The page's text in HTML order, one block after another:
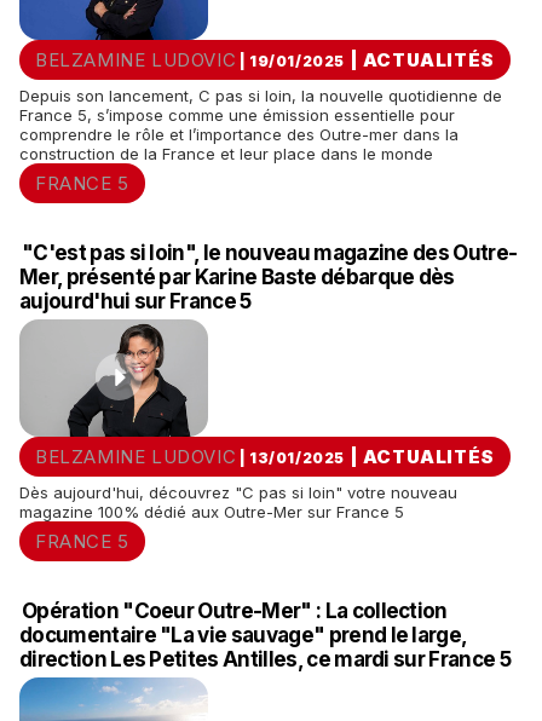
BELZAMINE LUDOVIC | 19/01/2025 ACTUALITÉS
Depuis son lancement, C pas si loin, la nouvelle quotidienne de
France 5, s’impose comme une émission essentielle pour
comprendre le rôle et l’importance des Outre-mer dans la
construction de la France et leur place dans le monde
FRANCE 5
"C'est pas si loin", le nouveau magazine des Outre-
Mer, présenté par Karine Baste débarque dès
aujourd'hui sur France 5
BELZAMINE LUDOVIC | 13/01/2025 ACTUALITÉS
Dès aujourd'hui, découvrez "C pas si loin" votre nouveau
magazine 100% dédié aux Outre-Mer sur France 5
FRANCE 5
Opération "Coeur Outre-Mer" : La collection
documentaire "La vie sauvage" prend le large,
direction Les Petites Antilles, ce mardi sur France 5